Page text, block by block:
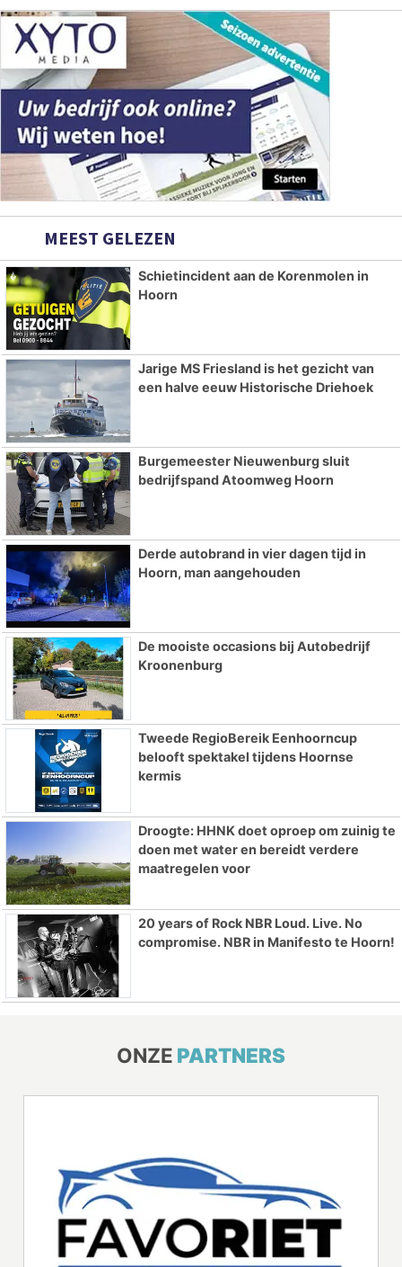
MEEST GELEZEN
Schietincident aan de Korenmolen in
Hoorn
Jarige MS Friesland is het gezicht van
een halve eeuw Historische Driehoek
Burgemeester Nieuwenburg sluit
bedrijfspand Atoomweg Hoorn
Derde autobrand in vier dagen tijd in
Hoorn, man aangehouden
De mooiste occasions bij Autobedrijf
Kroonenburg
Tweede RegioBereik Eenhoorncup
belooft spektakel tijdens Hoornse
kermis
Droogte: HHNK doet oproep om zuinig te
doen met water en bereidt verdere
maatregelen voor
20 years of Rock NBR Loud. Live. No
compromise. NBR in Manifesto te Hoorn!
ONZE PARTNERS